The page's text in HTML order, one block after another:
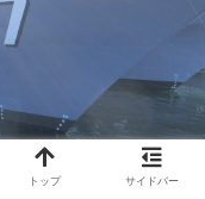
トップ サイドバー